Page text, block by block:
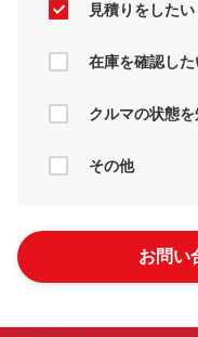
見積りをしたい
在庫を確認した
クルマの状態
その他
お問い